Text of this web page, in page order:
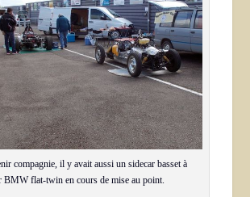
compagnie, il y avait aussi un sidecar basset à
BMW flat-twin en cours de mise au point.